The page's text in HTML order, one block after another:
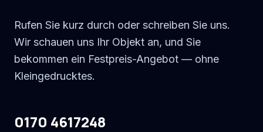
Rufen Sie kurz durch oder schreiben Sie uns.
Wir schauen uns Ihr Objekt an, und Sie
bekommen ein Festpreis-Angebot — ohne
Kleingedrucktes.
0170 4617248